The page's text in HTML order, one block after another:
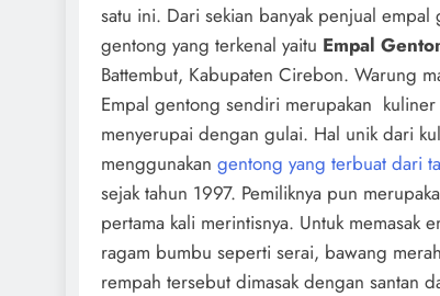
satu ini. Dari sekian banyak penjual
gentong yang terkenal yaitu Empal
Battembut, Kabupaten Cirebon. Warung
Empal gentong sendiri merupakan
menyerupai dengan gulai. Hal unik dari
menggunakan gentong yang terbuat dari
sejak tahun 1997. Pemiliknya pun
pertama kali merintisnya. Untuk
ragam bumbu seperti serai, bawang
rempah tersebut dimasak dengan santan